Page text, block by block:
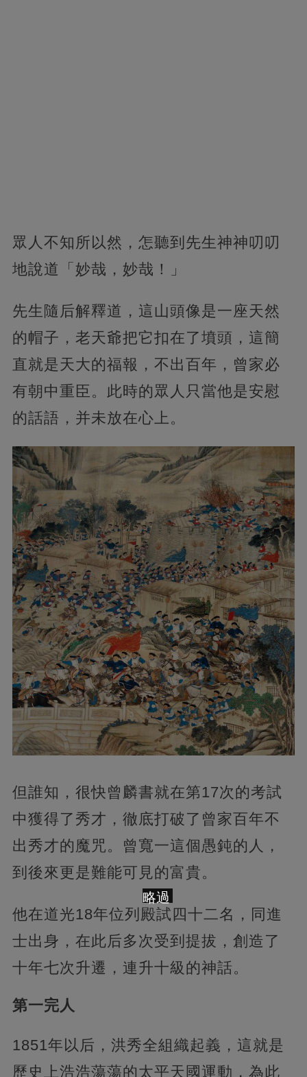
眾人不知所以然，怎聽到先生神神叨叨
地說道「妙哉，妙哉！」
先生隨后解釋道，這山頭像是一座天然
的帽子，老天爺把它扣在了墳頭，這簡
直就是天大的福報，不出百年，曾家必
有朝中重臣。此時的眾人只當他是安慰
的話語，并未放在心上。
但誰知，很快曾麟書就在第17次的考試
中獲得了秀才，徹底打破了曾家百年不
出秀才的魔咒。曾寬一這個愚鈍的人，
到後來更是難能可見的富貴。
他在道光18年位列殿試四十二名，同進
士出身，在此后多次受到提拔，創造了
十年七次升遷，連升十級的神話。
第一完人
1851年以后，洪秀全組織起義，這就是
歷史上浩浩蕩蕩的太平天國運動，為此
略過